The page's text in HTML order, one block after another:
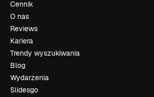
Cennik
O nas
Reviews
Kariera
Trendy wyszukiwania
Blog
Wydarzenia
Slidesgo